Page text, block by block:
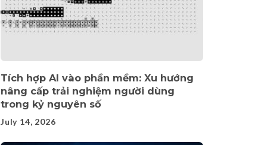
Tích hợp AI vào phần mềm: Xu hướng
nâng cấp trải nghiệm người dùng
trong kỷ nguyên số
July 14, 2026